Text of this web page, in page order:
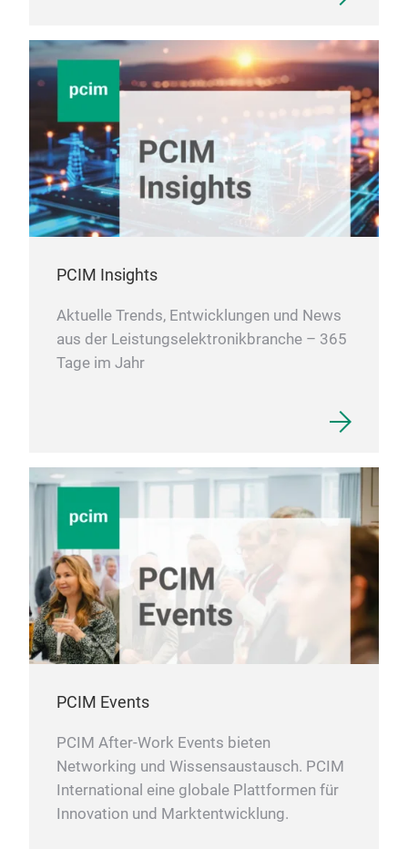
PCIM Insights
Aktuelle Trends, Entwicklungen und News
aus der Leistungselektronikbranche – 365
Tage im Jahr
PCIM Events
PCIM After-Work Events bieten
Networking und Wissensaustausch. PCIM
International eine globale Plattformen für
Innovation und Marktentwicklung.